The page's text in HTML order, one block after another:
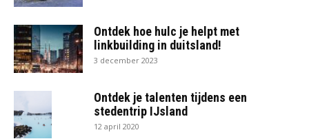
Ontdek hoe hulc je helpt met
linkbuilding in duitsland!
3 december 2023
Ontdek je talenten tijdens een
stedentrip IJsland
12 april 2020